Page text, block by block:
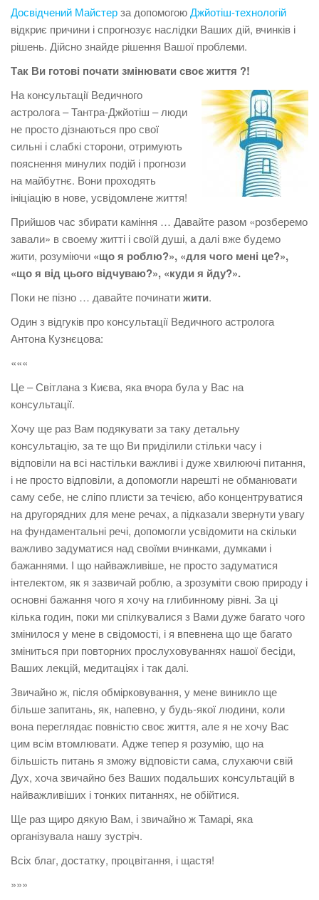
Досвідчений Майстерза допомогоюДжйотіш-технологій
відкриє причини і спрогнозує наслідки Ваших дій, вчинків і
рішень. Дійсно знайде рішення Вашої проблеми.
Так Ви готові почати змінювати своє життя ?!
На консультації Ведичного
астролога – Тантра-Джйотіш – люди
не просто дізнаються про свої
сильні і слабкі сторони, отримують
пояснення минулих подій і прогнози
на майбутнє. Вони проходять
ініціацію в нове, усвідомлене життя!
Прийшов час збирати каміння … Давайте разом «розберемо
завали» в своему житті і своїй душі, а далі вже будемо
жити, розуміючи «що я роблю?», «для чого мені це?»,
«що я від цього відчуваю?», «куди я йду?».
Поки не пізно … давайте починатижити.
Один з відгуків про консультації Ведичного астролога
Антона Кузнєцова:
«««
Це – Світлана з Києва, яка вчора була у Вас на
консультації.
Хочу ще раз Вам подякувати за таку детальну
консультацію, за те що Ви приділили стільки часу і
відповіли на всі настільки важливі і дуже хвилюючі питання,
і не просто відповіли, а допомогли нарешті не обманювати
саму себе, не сліпо плисти за течією, або концентруватися
на другорядних для мене речах, а підказали звернути увагу
на фундаментальні речі, допомогли усвідомити на скільки
важливо задуматися над своїми вчинками, думками і
бажаннями. І що найважливіше, не просто задуматися
інтелектом, як я зазвичай роблю, а зрозуміти свою природу і
основні бажання чого я хочу на глибинному рівні. За ці
кілька годин, поки ми спілкувалися з Вами дуже багато чого
змінилося у мене в свідомості, і я впевнена що ще багато
зміниться при повторних прослуховуваннях нашої бесіди,
Ваших лекцій, медитаціях і так далі.
Звичайно ж, після обмірковування, у мене виникло ще
більше запитань, як, напевно, у будь-якої людини, коли
вона переглядає повністю своє життя, але я не хочу Вас
цим всім втомлювати. Адже тепер я розумію, що на
більшість питань я зможу відповісти сама, слухаючи свій
Дух, хоча звичайно без Ваших подальших консультацій в
найважливіших і тонких питаннях, не обійтися.
Ще раз щиро дякую Вам, і звичайно ж Тамарі, яка
організувала нашу зустріч.
Всіх благ, достатку, процвітання, і щастя!
»»»